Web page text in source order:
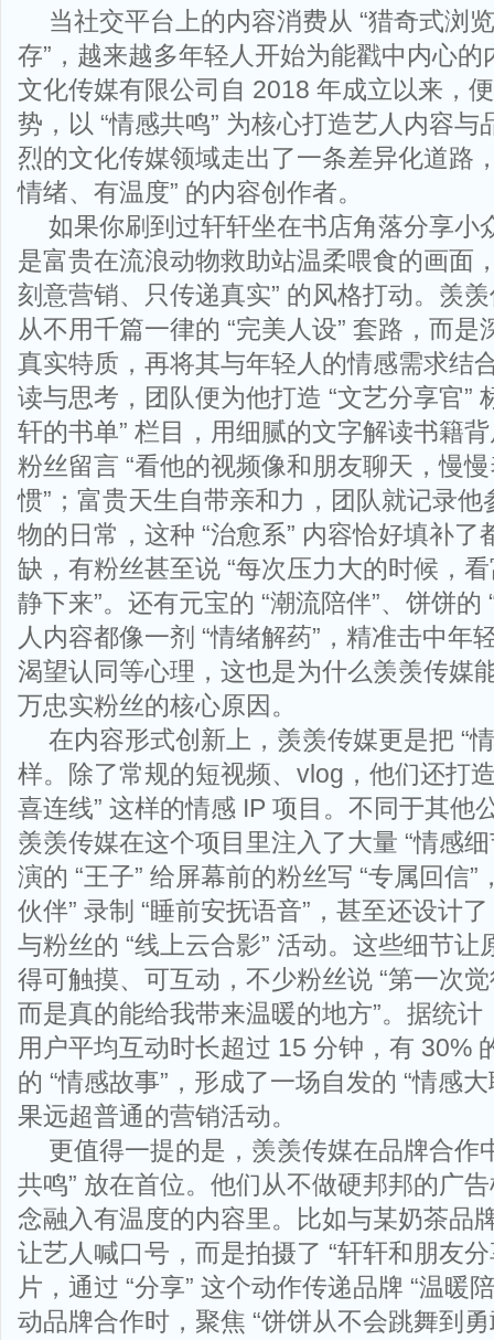
当社交平台上的内容消费从 “猎奇式浏
存”，越来越多年轻人开始为能戳中内心
文化传媒有限公司自 2018 年成立以来，
势，以 “情感共鸣” 为核心打造艺人内容与
烈的文化传媒领域走出了一条差异化道路
情绪、有温度” 的内容创作者。
如果你刷到过轩轩坐在书店角落分享小
是富贵在流浪动物救助站温柔喂食的画面
刻意营销、只传递真实” 的风格打动。羡
从不用千篇一律的 “完美人设” 套路，而
真实特质，再将其与年轻人的情感需求结
读与思考，团队便为他打造 “文艺分享官”
轩的书单” 栏目，用细腻的文字解读书籍
粉丝留言 “看他的视频像和朋友聊天，慢
惯”；富贵天生自带亲和力，团队就记录
物的日常，这种 “治愈系” 内容恰好填补了
缺，有粉丝甚至说 “每次压力大的时候，
静下来”。还有元宝的 “潮流陪伴”、饼饼的
人内容都像一剂 “情绪解药”，精准击中年
渴望认同等心理，这也是为什么羡羡传媒
万忠实粉丝的核心原因。
在内容形式创新上，羡羡传媒更是把 “
样。除了常规的短视频、vlog，他们还打
喜连线” 这样的情感 IP 项目。不同于其他
羡羡传媒在这个项目里注入了大量 “情感
演的 “王子” 给屏幕前的粉丝写 “专属回信”
伙伴” 录制 “睡前安抚语音”，甚至还设计
与粉丝的 “线上云合影” 活动。这些细节让
得可触摸、可互动，不少粉丝说 “第一次
而是真的能给我带来温暖的地方”。据统
用户平均互动时长超过 15 分钟，有 30%
的 “情感故事”，形成了一场自发的 “情感
果远超普通的营销活动。
更值得一提的是，羡羡传媒在品牌合作
共鸣” 放在首位。他们从不做硬邦邦的广
念融入有温度的内容里。比如与某奶茶品
让艺人喊口号，而是拍摄了 “轩轩和朋友
片，通过 “分享” 这个动作传递品牌 “温暖
动品牌合作时，聚焦 “饼饼从不会跳舞到